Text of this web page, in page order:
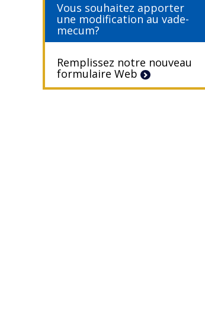
Vous souhaitez apporter
une modification au vade-
mecum?
Remplissez notre nouveau
formulaire Web